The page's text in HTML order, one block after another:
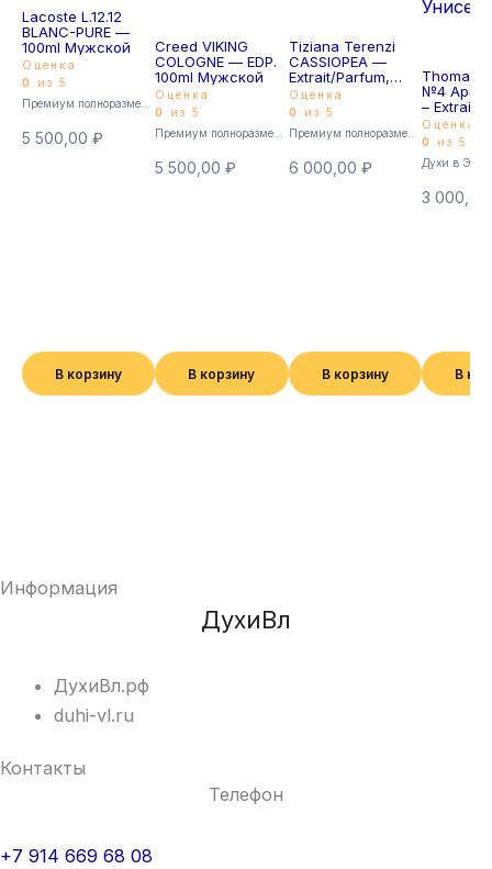
Премиум полноразмерные
Lacoste L.12.12
BLANC-PURE —
100ml Мужской
Оценка
0
из 5
5 500,00 ₽
В корзину
Премиум полноразмерные
Creed VIKING
COLOGNE — EDP.
100ml Мужской
Оценка
0
из 5
5 500,00₽
В корзину
Премиум полноразмерные
Tiziana Terenzi
CASSIOPEA —
Extrait/Parfum,
100ml Унисекс
Оценка
0
из 5
6 000,00 ₽
В корзину
Духи в
Thomas
№4 Apres
– Extrait
45мл
Оценка
0
из 5
3 000,00
В
Информация
ДухиВл
ДухиВл.рф
duhi-vl.ru
Контакты
Телефон
+7 914 669 68 08